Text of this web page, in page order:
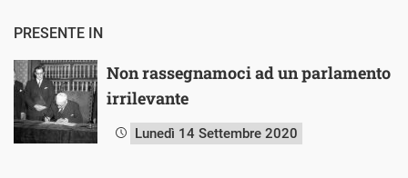
PRESENTE IN
Non rassegnamoci ad un parlamento
irrilevante
Lunedì 14 Settembre 2020